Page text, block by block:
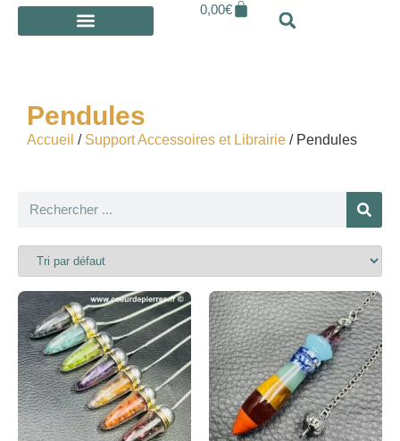
0,00€
Pendules
Accueil / Support Accessoires et Librairie / Pendules